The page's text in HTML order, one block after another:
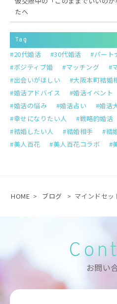
たへ
Tag
20代婚活 30代婚活 パート
ポジティブ婚
マッチング
出会いがほしい
大阪本町結婚
婚活アドバイス
婚活イベント
婚活の悩み
婚活占い 婚活
幸せになりたい人
戦略的婚活
結婚したい人
結婚相手 結
美人百花
美人百花コラボ
HOME > ブログ > マインドセッ
お問い